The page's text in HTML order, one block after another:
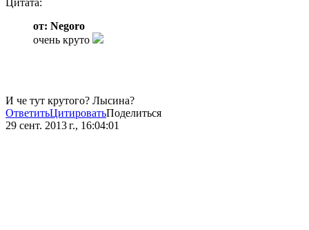
Цитата:
от: Negoro
очень круто
И че тут крутого? Лысина?
ОтветитьЦитироватьПоделиться
29 сент. 2013 г., 16:04:01